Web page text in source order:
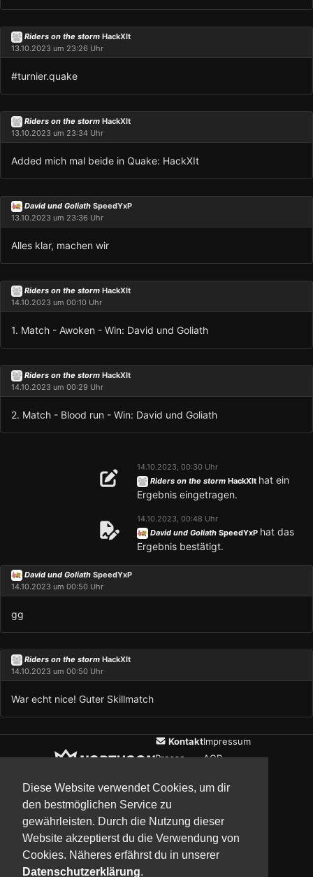
Diese Website verwendet Cookies, um dir
den bestmöglichen Service zu
gewährleisten. Durch die Nutzung dieser
Website akzeptierst du die Verwendung von
Cookies. Näheres erfährst du in unserer
Datenschutzerklärung.
Riders on the storm HackXIt
13.10.2023 um 23:26 Uhr
#turnier.quake
Riders on the storm HackXIt
13.10.2023 um 23:34 Uhr
Added mich mal beide in Quake: HackXIt
David und Goliath SpeedYxP
13.10.2023 um 23:36 Uhr
Alles klar, machen wir
Riders on the storm HackXIt
14.10.2023 um 00:10 Uhr
1. Match - Awoken - Win: David und Goliath
Riders on the storm HackXIt
14.10.2023 um 00:29 Uhr
2. Match - Blood run - Win: David und Goliath
14.10.2023, 00:30 Uhr
Riders on the storm HackXIt hat ein
Ergebnis eingetragen.
14.10.2023, 00:48 Uhr
David und Goliath SpeedYxP hat das
Ergebnis bestätigt.
David und Goliath SpeedYxP
14.10.2023 um 00:50 Uhr
gg
Riders on the storm HackXIt
14.10.2023 um 00:50 Uhr
War echt nice! Guter Skillmatch
Kontakt
Presse
Impressum
AGB
UpdatesCommunityMedia